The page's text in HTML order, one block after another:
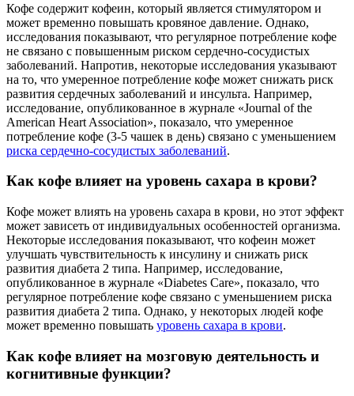
Кофе содержит кофеин, который является стимулятором и
может временно повышать кровяное давление. Однако,
исследования показывают, что регулярное потребление кофе
не связано с повышенным риском сердечно-сосудистых
заболеваний. Напротив, некоторые исследования указывают
на то, что умеренное потребление кофе может снижать риск
развития сердечных заболеваний и инсульта. Например,
исследование, опубликованное в журнале «Journal of the
American Heart Association», показало, что умеренное
потребление кофе (3-5 чашек в день) связано с уменьшением
риска сердечно-сосудистых заболеваний.
Как кофе влияет на уровень сахара в крови?
Кофе может влиять на уровень сахара в крови, но этот эффект
может зависеть от индивидуальных особенностей организма.
Некоторые исследования показывают, что кофеин может
улучшать чувствительность к инсулину и снижать риск
развития диабета 2 типа. Например, исследование,
опубликованное в журнале «Diabetes Care», показало, что
регулярное потребление кофе связано с уменьшением риска
развития диабета 2 типа. Однако, у некоторых людей кофе
может временно повышать уровень сахара в крови.
Как кофе влияет на мозговую деятельность и
когнитивные функции?